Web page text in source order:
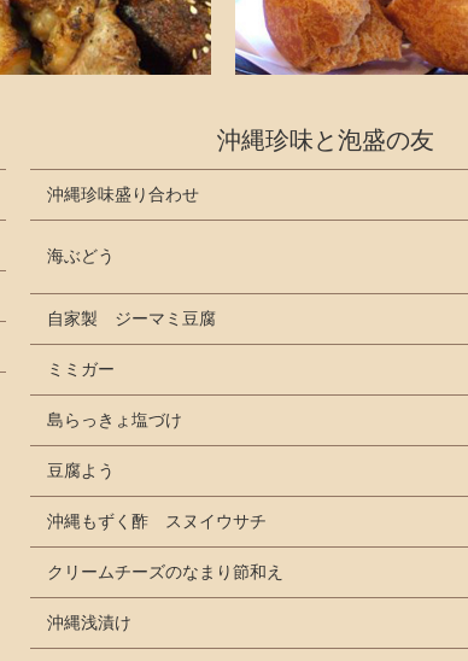
沖縄珍味と泡盛の友
沖縄珍味盛り合わせ
海ぶどう
自家製 ジーマミ豆腐
ミミガー
島らっきょ塩づけ
豆腐よう
沖縄もずく酢 スヌイウサチ
クリームチーズのなまり節和え
沖縄浅漬け